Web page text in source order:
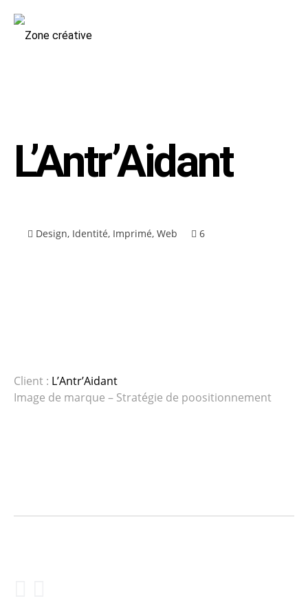
L’Antr’Aidant
Design, Identité, Imprimé, Web 6
Client : L’Antr’Aidant
Image de marque – Stratégie de poositionnement